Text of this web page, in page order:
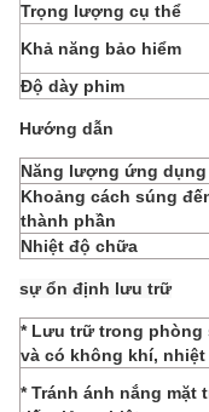
Trọng lượng cụ thể
Khả năng bảo hiểm
Độ dày phim
Hướng dẫn
Năng lượng ứng dụng
Khoảng cách súng
thành phần
Nhiệt độ chữa
sự ổn định lưu trữ
* Lưu trữ trong phòng
và có không khí, nhiệt
* Tránh ánh nắng mặt